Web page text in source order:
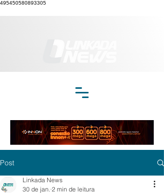
495450580893305
Post
Linkada News
30 de jan. 2 min de leitura